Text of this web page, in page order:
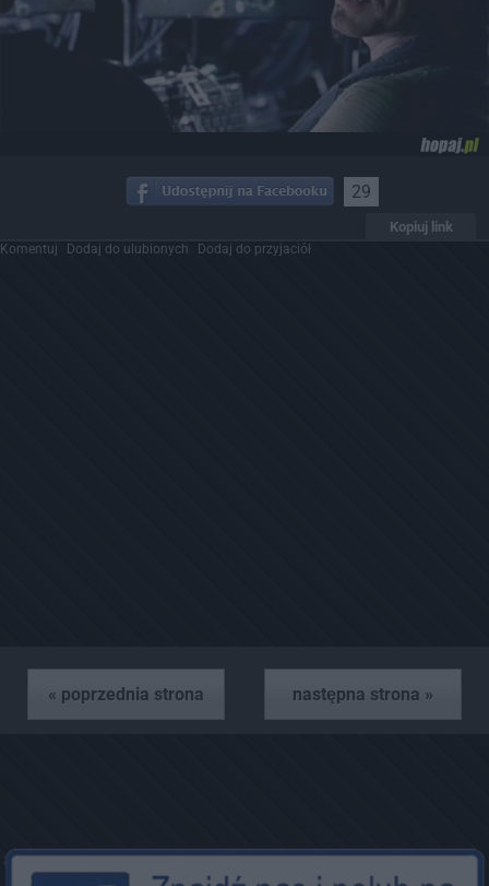
29
Kopiuj link
Komentuj Dodaj do ulubionych Dodaj do przyjaciół
« poprzednia strona następna strona »